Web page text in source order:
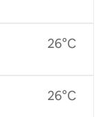
26°C
26°C